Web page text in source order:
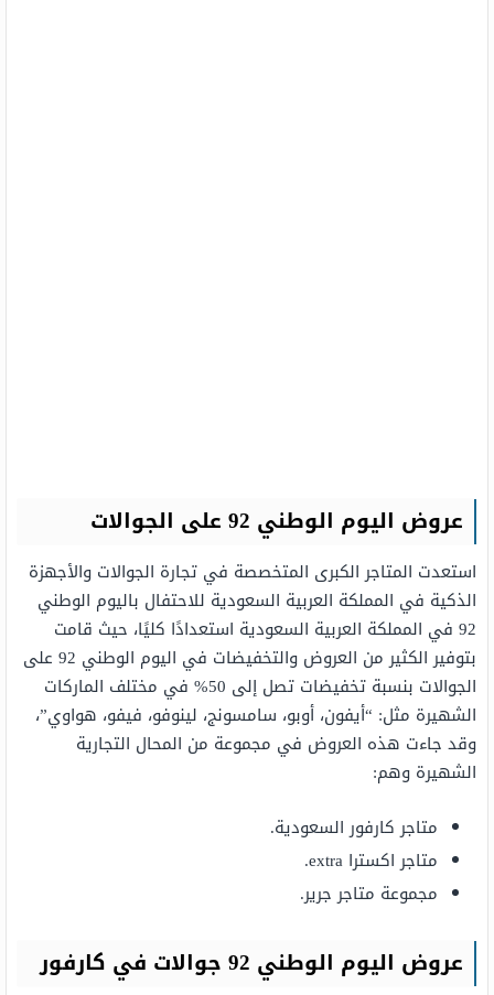
عروض اليوم الوطني 92 على الجوالات
استعدت المتاجر الكبرى المتخصصة في تجارة الجوالات والأجهزة
الذكية في المملكة العربية السعودية للاحتفال باليوم الوطني
92 في المملكة العربية السعودية استعدادًا كليًا، حيث قامت
بتوفير الكثير من العروض والتخفيضات في اليوم الوطني 92 على
الجوالات بنسبة تخفيضات تصل إلى 50% في مختلف الماركات
الشهيرة مثل: “أيفون، أوبو، سامسونج، لينوفو، فيفو، هواوي”،
وقد جاءت هذه العروض في مجموعة من المحال التجارية
الشهيرة وهم:
متاجر كارفور السعودية.
متاجر اكسترا extra.
مجموعة متاجر جرير.
عروض اليوم الوطني 92 جوالات في كارفور